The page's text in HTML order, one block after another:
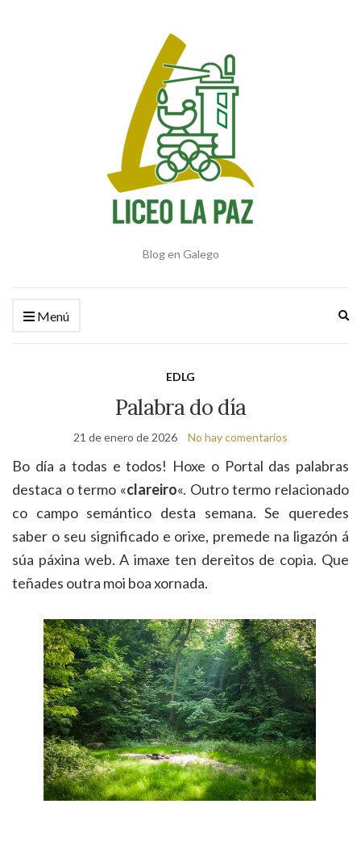
Blog en Galego
Menú
EDLG
Palabra do día
21 de enero de 2026 No hay comentarios
Bo día a todas e todos! Hoxe o Portal das palabras
destaca o termo «clareiro«. Outro termo relacionado
co campo semántico desta semana. Se queredes
saber o seu significado e orixe, premede na ligazón á
súa páxina web. A imaxe ten dereitos de copia. Que
teñades outra moi boa xornada.